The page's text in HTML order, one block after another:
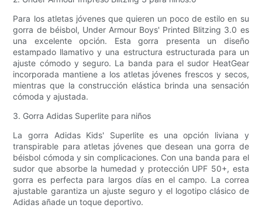
Para los atletas jóvenes que quieren un poco de estilo en su
gorra de béisbol, Under Armour Boys' Printed Blitzing 3.0 es
una excelente opción. Esta gorra presenta un diseño
estampado llamativo y una estructura estructurada para un
ajuste cómodo y seguro. La banda para el sudor HeatGear
incorporada mantiene a los atletas jóvenes frescos y secos,
mientras que la construcción elástica brinda una sensación
cómoda y ajustada.
3. Gorra Adidas Superlite para niños
La gorra Adidas Kids' Superlite es una opción liviana y
transpirable para atletas jóvenes que desean una gorra de
béisbol cómoda y sin complicaciones. Con una banda para el
sudor que absorbe la humedad y protección UPF 50+, esta
gorra es perfecta para largos días en el campo. La correa
ajustable garantiza un ajuste seguro y el logotipo clásico de
Adidas añade un toque deportivo.